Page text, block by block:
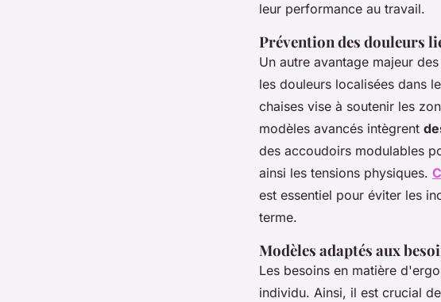
leur performance au travail.
Prévention des douleurs
Un autre avantage majeur
les douleurs localisées dans
chaises vise à soutenir les
modèles avancés intègrent
des accoudoirs modulables
ainsi les tensions physiques.
est essentiel pour éviter les
terme.
Modèles adaptés aux
Les besoins en matière
individu. Ainsi, il est crucial